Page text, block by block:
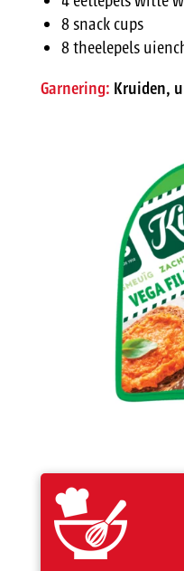
8 snack cups
8 theelepels
Garnering: Kruiden,